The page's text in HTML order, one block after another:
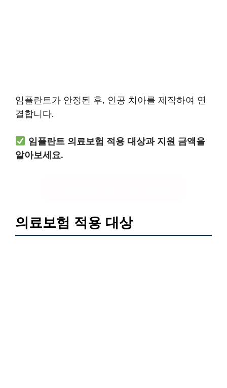
임플란트가 안정된 후, 인공 치아를 제작하여 연
결합니다.
임플란트 의료보험 적용 대상과 지원 금액을
알아보세요.
의료보험 적용 대상